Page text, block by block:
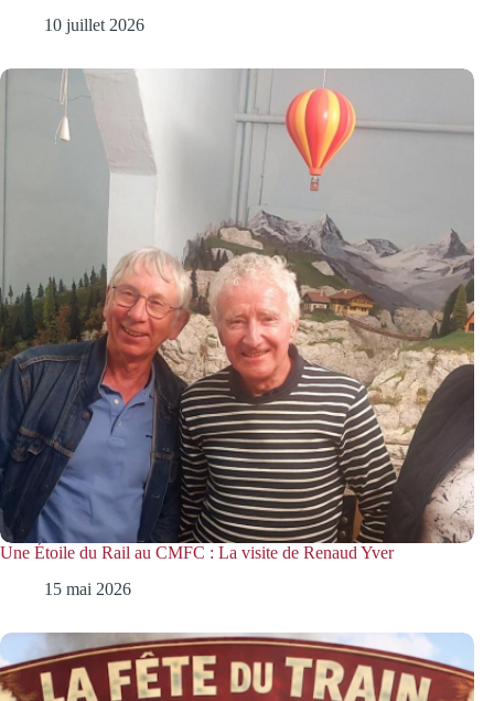
10 juillet 2026
Une Étoile du Rail au CMFC : La visite de Renaud Yver
15 mai 2026